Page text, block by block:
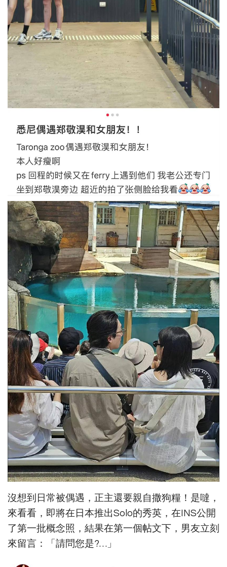
沒想到日常被偶遇，正主還要親自撒狗糧！是噠，
來看看，即將在日本推出Solo的秀英，在INS公開
了第一批概念照，結果在第一個帖文下，男友立刻
來留言：「請問您是?…」